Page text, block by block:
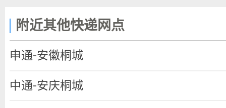
附近其他快递网点
申通-安徽桐城
中通-安庆桐城